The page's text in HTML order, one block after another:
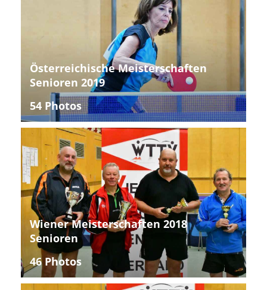
Österreichische Meisterschaften
Senioren 2019
54 Photos
Wiener Meisterschaften 2018
Senioren
46 Photos